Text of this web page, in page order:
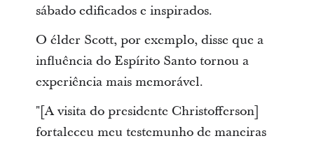
sábado edificados e inspirados.
O élder Scott, por exemplo, disse que a
influência do Espírito Santo tornou a
experiência mais memorável.
"[A visita do presidente Christofferson]
fortaleceu meu testemunho de maneiras